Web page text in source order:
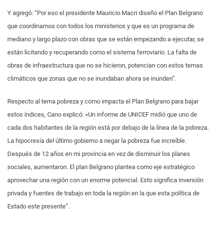
Y agregó: “Por eso el presidente Mauricio Macri diseño el Plan Belgrano
que coordinamos con todos los ministerios y que es un programa de
mediano y largo plazo con obras que se están empezando a ejecutar, se
están licitando y recuperando como el sistema ferroviario. La falta de
obras de infraestructura que no se hicieron, potencian con estos temas
climáticos que zonas que no se inundaban ahora se inunden”.
Respecto al tema pobreza y como impacta el Plan Belgrano para bajar
estos índices, Cano explicó: «Un informe de UNICEF midió que uno de
cada dos habitantes de la región está por debajo de la línea de la pobreza.
La hipocresía del último gobierno a negar la pobreza fue increíble.
Después de 12 años en mi provincia en vez de disminuir los planes
sociales, aumentaron. El plan Belgrano plantea como eje estratégico
aprovechar una región con un enorme potencial. Esto significa inversión
privada y fuentes de trabajo en toda la región en la que esta política de
Estado este presente”.